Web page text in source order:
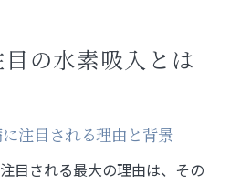
になる方へ最新知見
悪影響があるのか最新情報
法と選び方のポイント
物吸入の懸念点を解説
の水素吸入とは
注目される理由と背景
目される最大の理由は、その